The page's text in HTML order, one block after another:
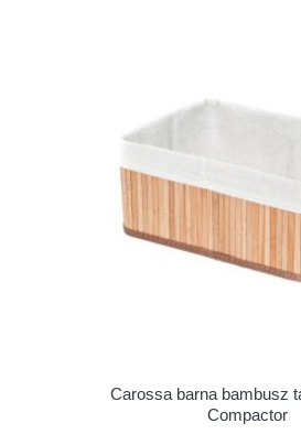
Carossa barna bambusz
Compactor